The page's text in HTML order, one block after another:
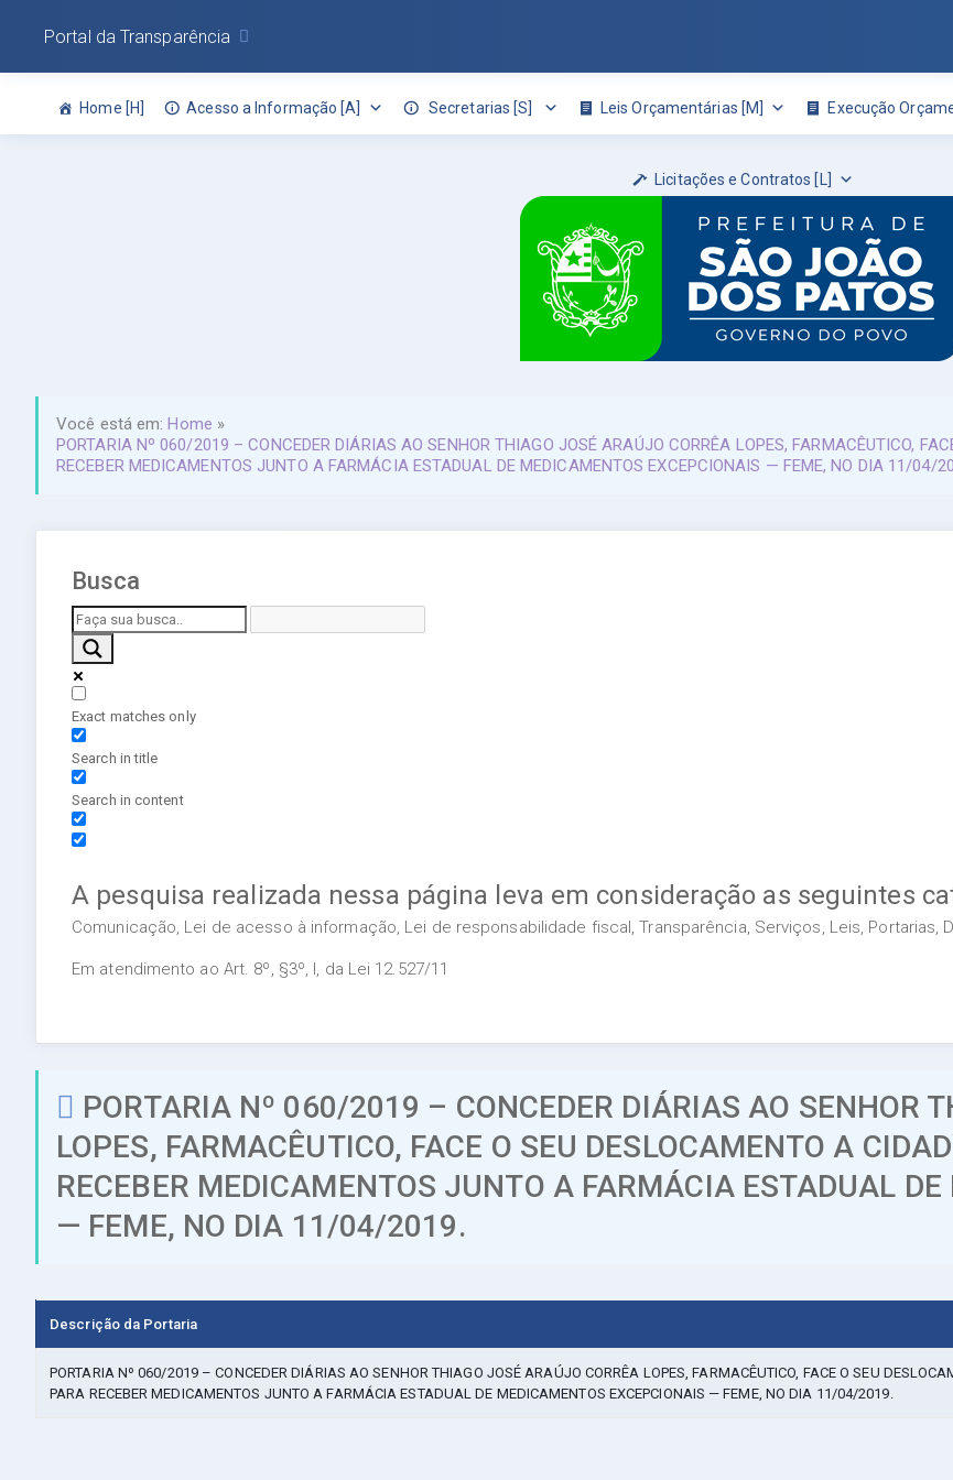
Home [H] Acesso a Informação [A] Secretarias [S] Leis Orçamentárias [M] Execução
Licitações e Contratos [L]
Portal da Transparência
Você está em:Home »
PORTARIA Nº 060/2019 – CONCEDER DIÁRIAS AO SENHOR THIAGO JOSÉ ARAÚJO CORRÊA LOPES, FARMACÊUTICO,
RECEBER MEDICAMENTOS JUNTO A FARMÁCIA ESTADUAL DE MEDICAMENTOS EXCEPCIONAIS — FEME, NO DIA 11/04/
Busca
Exact matches only
Search in title
Search in content
A pesquisa realizada nessa página leva em consideração as seguintes
Comunicação, Lei de acesso à informação, Lei de responsabilidade fiscal, Transparência, Serviços, Leis, Portarias,
Em atendimento ao Art. 8º, §3º, I, da Lei 12.527/11
PORTARIA Nº 060/2019 – CONCEDER DIÁRIAS AO SENHOR
LOPES, FARMACÊUTICO, FACE O SEU DESLOCAMENTO A
RECEBER MEDICAMENTOS JUNTO A FARMÁCIA ESTADUAL
— FEME, NO DIA 11/04/2019.
Descrição da Portaria
PORTARIA Nº 060/2019 – CONCEDER DIÁRIAS AO SENHOR THIAGO JOSÉ ARAÚJO CORRÊA LOPES, FARMACÊUTICO, FACE O SEU
PARA RECEBER MEDICAMENTOS JUNTO A FARMÁCIA ESTADUAL DE MEDICAMENTOS EXCEPCIONAIS — FEME, NO DIA 11/04/2019.